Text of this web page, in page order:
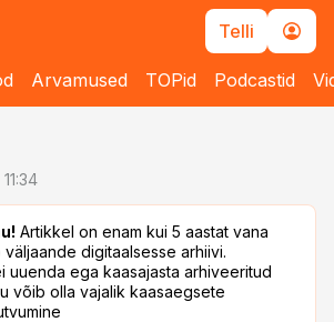
Telli
Arvamused TOPid Podcastid
11:34
Artikkel on enam kui 5 aastat vana
digitaalsesse arhiivi.
uuenda ega kaasajasta arhiveeritud
võib olla vajalik kaasaegsete